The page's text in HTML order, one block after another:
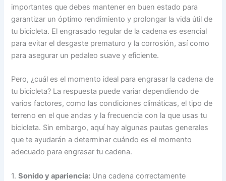
importantes que debes mantener en buen estado para
garantizar un óptimo rendimiento y prolongar la vida útil de
tu bicicleta. El engrasado regular de la cadena es esencial
para evitar el desgaste prematuro y la corrosión, así como
para asegurar un pedaleo suave y eficiente.
Pero, ¿cuál es el momento ideal para engrasar la cadena de
tu bicicleta? La respuesta puede variar dependiendo de
varios factores, como las condiciones climáticas, el tipo de
terreno en el que andas y la frecuencia con la que usas tu
bicicleta. Sin embargo, aquí hay algunas pautas generales
que te ayudarán a determinar cuándo es el momento
adecuado para engrasar tu cadena.
1.Sonido y apariencia: Una cadena correctamente